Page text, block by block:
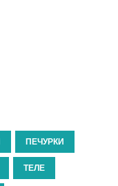
ПЕЧУРКИ
ТЕЛЕ